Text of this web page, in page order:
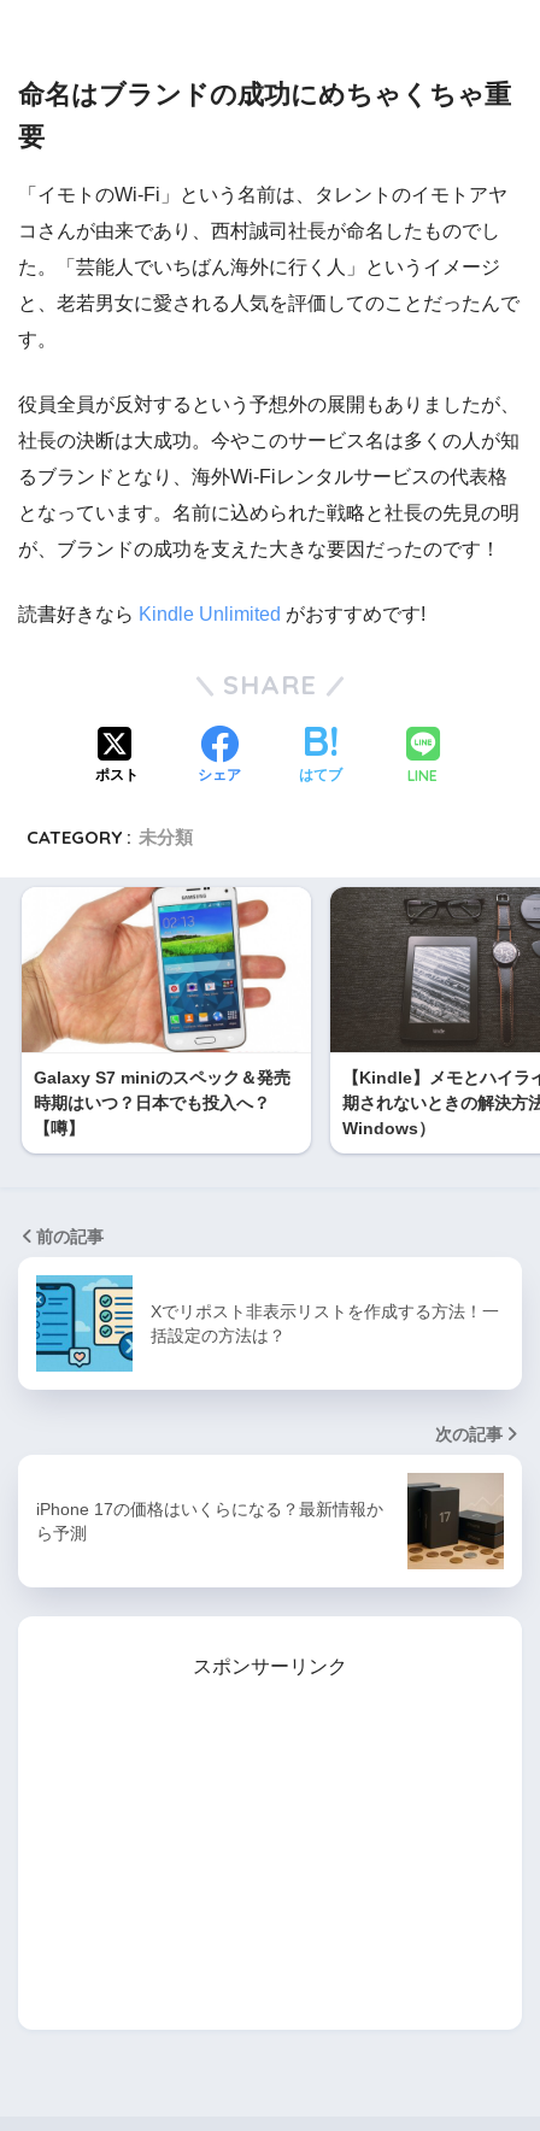
命名はブランドの成功にめちゃくちゃ重
要
「イモトのWi-Fi」という名前は、タレントのイモトアヤ
コさんが由来であり、西村誠司社長が命名したものでし
た。「芸能人でいちばん海外に行く人」というイメージ
と、老若男女に愛される人気を評価してのことだったんで
す。
役員全員が反対するという予想外の展開もありましたが、
社長の決断は大成功。今やこのサービス名は多くの人が知
るブランドとなり、海外Wi-Fiレンタルサービスの代表格
となっています。名前に込められた戦略と社長の先見の明
が、ブランドの成功を支えた大きな要因だったのです！
読書好きなら Kindle Unlimited がおすすめです!
SHARE
ポスト シェア はてブ LINE
CATEGORY : 未分類
Galaxy S7 miniのスペック＆発売
時期はいつ？日本でも投入へ？
【噂】
【Kindle】メモとハイラ
期されないときの解決方
Windows）
前の記事
Xでリポスト非表示リストを作成する方法！一
括設定の方法は？
次の記事
iPhone 17の価格はいくらになる？最新情報か
ら予測
スポンサーリンク